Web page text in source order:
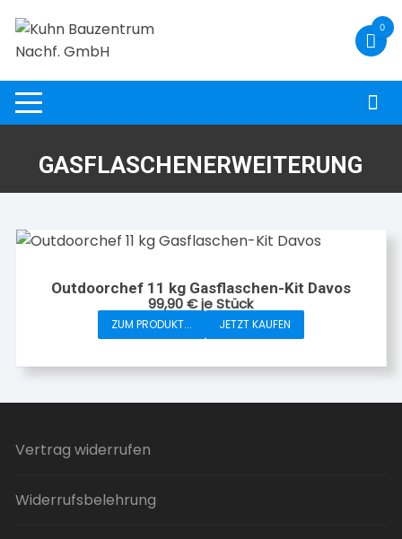
Inhalt
springen
0
GASFLASCHENERWEITERUNG
Outdoorchef 11 kg Gasflaschen-Kit Davos
99,90€je Stück
ZUM PRODUKT... JETZT KAUFEN
Vertrag widerrufen
Widerrufsbelehrung